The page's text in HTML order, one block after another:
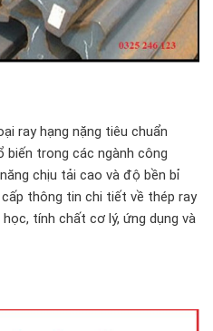
ray hạng nặng tiêu chuẩn
biến trong các ngành công
chịu tải cao và độ bền bỉ
thông tin chi tiết về thép ray
tính chất cơ lý, ứng dụng và